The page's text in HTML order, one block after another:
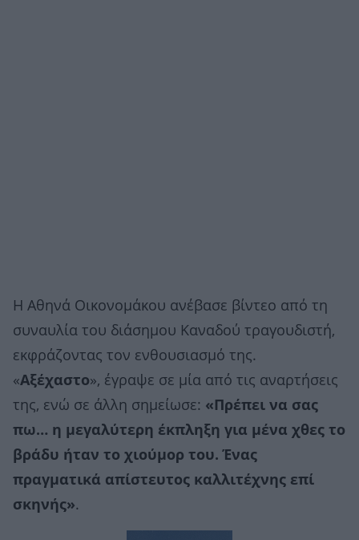
Η Αθηνά Οικονομάκου ανέβασε βίντεο από τη
συναυλία του διάσημου Καναδού τραγουδιστή,
εκφράζοντας τον ενθουσιασμό της.
«Αξέχαστο», έγραψε σε μία από τις αναρτήσεις
της, ενώ σε άλλη σημείωσε: «Πρέπει να σας
πω… η μεγαλύτερη έκπληξη για μένα χθες το
βράδυ ήταν το χιούμορ του. Ένας
πραγματικά απίστευτος καλλιτέχνης επί
σκηνής».